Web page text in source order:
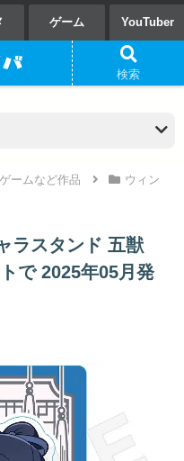
ゲーム YouTuber
ームなど作品
ウィン
ラスタンド 五獣
で 2025年05月発
検索